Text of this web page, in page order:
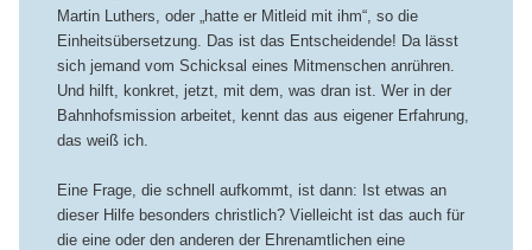
Martin Luthers, oder „hatte er Mitleid mit ihm“, so die
Einheitsübersetzung. Das ist das Entscheidende! Da lässt
sich jemand vom Schicksal eines Mitmenschen anrühren.
Und hilft, konkret, jetzt, mit dem, was dran ist. Wer in der
Bahnhofsmission arbeitet, kennt das aus eigener Erfahrung,
das weiß ich.
Eine Frage, die schnell aufkommt, ist dann: Ist etwas an
dieser Hilfe besonders christlich? Vielleicht ist das auch für
die eine oder den anderen der Ehrenamtlichen eine